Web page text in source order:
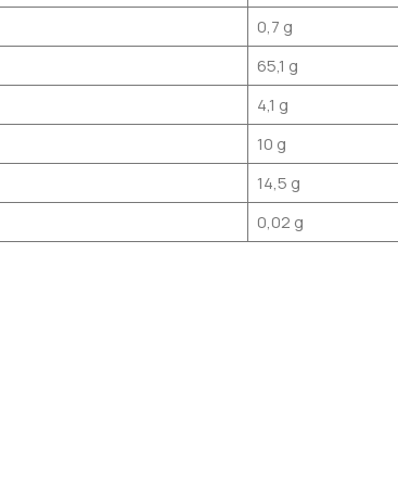
0,7 g
65,1 g
4,1 g
10 g
14,5 g
0,02 g